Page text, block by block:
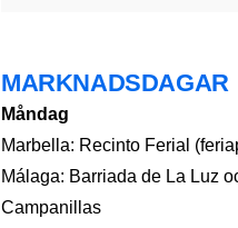
MARKNADSDAGAR
Måndag
Marbella: Recinto Ferial
Málaga: Barriada de La Luz
Campanillas